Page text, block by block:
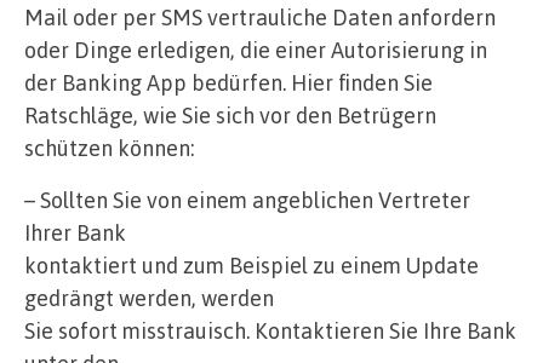
Mail oder per SMS vertrauliche Daten anfordern
oder Dinge erledigen, die einer Autorisierung in
der Banking App bedürfen. Hier finden Sie
Ratschläge, wie Sie sich vor den Betrügern
schützen können:
– Sollten Sie von einem angeblichen Vertreter
Ihrer Bank
kontaktiert und zum Beispiel zu einem Update
gedrängt werden, werden
Sie sofort misstrauisch. Kontaktieren Sie Ihre Bank